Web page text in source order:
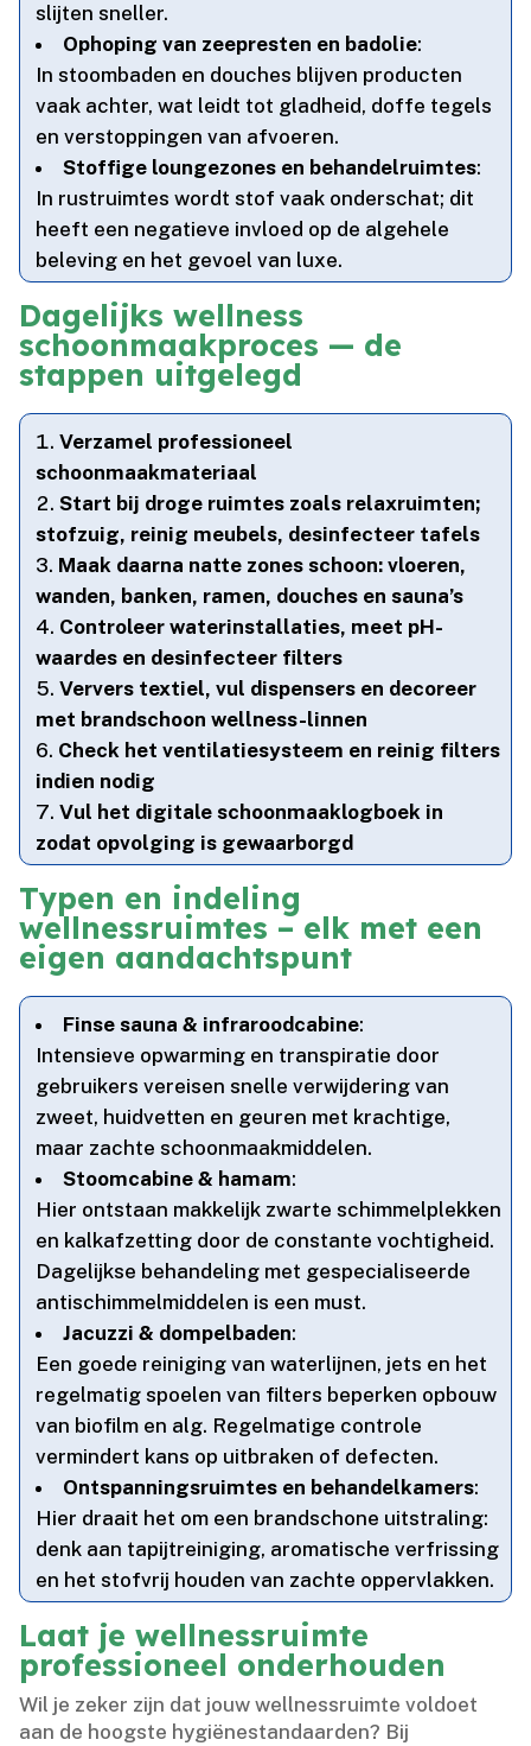
slijten sneller.​
Ophoping van zeepresten en badolie:
In stoombaden en douches blijven producten
vaak achter, wat leidt tot gladheid, doffe tegels
en verstoppingen van afvoeren.​
Stoffige loungezones en behandelruimtes:
In rustruimtes wordt stof vaak onderschat; dit
heeft een negatieve invloed op de algehele
beleving en het gevoel van luxe.​
Dagelijks wellness
schoonmaakproces — de
stappen uitgelegd
Verzamel professioneel
schoonmaakmateriaal
Start bij droge ruimtes zoals relaxruimten;
stofzuig, reinig meubels, desinfecteer tafels
Maak daarna natte zones schoon: vloeren,
wanden, banken, ramen, douches en sauna’s
Controleer waterinstallaties, meet pH-
waardes en desinfecteer filters
Ververs textiel, vul dispensers en decoreer
met brandschoon wellness-linnen
Check het ventilatiesysteem en reinig filters
indien nodig
Vul het digitale schoonmaaklogboek in
zodat opvolging is gewaarborgd
Typen en indeling
wellnessruimtes – elk met een
eigen aandachtspunt
Finse sauna & infraroodcabine:
Intensieve opwarming en transpiratie door
gebruikers vereisen snelle verwijdering van
zweet, huidvetten en geuren met krachtige,
maar zachte schoonmaakmiddelen.​
Stoomcabine & hamam:
Hier ontstaan makkelijk zwarte schimmelplekken
en kalkafzetting door de constante vochtigheid.​
Dagelijkse behandeling met gespecialiseerde
antischimmelmiddelen is een must.​
Jacuzzi & dompelbaden:
Een goede reiniging van waterlijnen, jets en het
regelmatig spoelen van filters beperken opbouw
van biofilm en alg.​ Regelmatige controle
vermindert kans op uitbraken of defecten.​
Ontspanningsruimtes en behandelkamers:
Hier draait het om een brandschone uitstraling:
denk aan tapijtreiniging, aromatische verfrissing
en het stofvrij houden van zachte oppervlakken.​
Laat je wellnessruimte
professioneel onderhouden
Wil je zeker zijn dat jouw wellnessruimte voldoet
aan de hoogste hygiënestandaarden? Bij